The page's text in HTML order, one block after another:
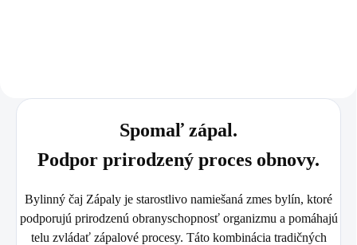
Spomaľ zápal.
Podpor prirodzený proces obnovy.
Bylinný čaj Zápaly je starostlivo namiešaná zmes bylín, ktoré
podporujú prirodzenú obranyschopnosť organizmu a pomáhajú
telu zvládať zápalové procesy. Táto kombinácia tradičných